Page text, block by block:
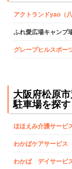
アクトランドyao（
ふれ愛広場キャンプ
グレープヒルスポー
大阪府松原
駐車場を探す
ほほえみ介護サービ
わかばケアサービス
わかば デイサービス